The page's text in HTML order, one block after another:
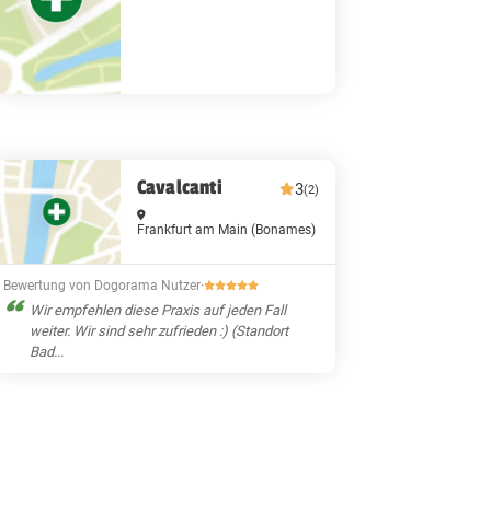
Cavalcanti 3(2)
Frankfurt am Main (Bonames)
Bewertung von Dogorama Nutzer·
Wir empfehlen diese Praxis auf jeden Fall
weiter. Wir sind sehr zufrieden :) (Standort
Bad...